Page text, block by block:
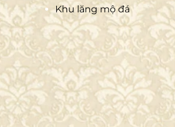
Khu lăng mộ đá